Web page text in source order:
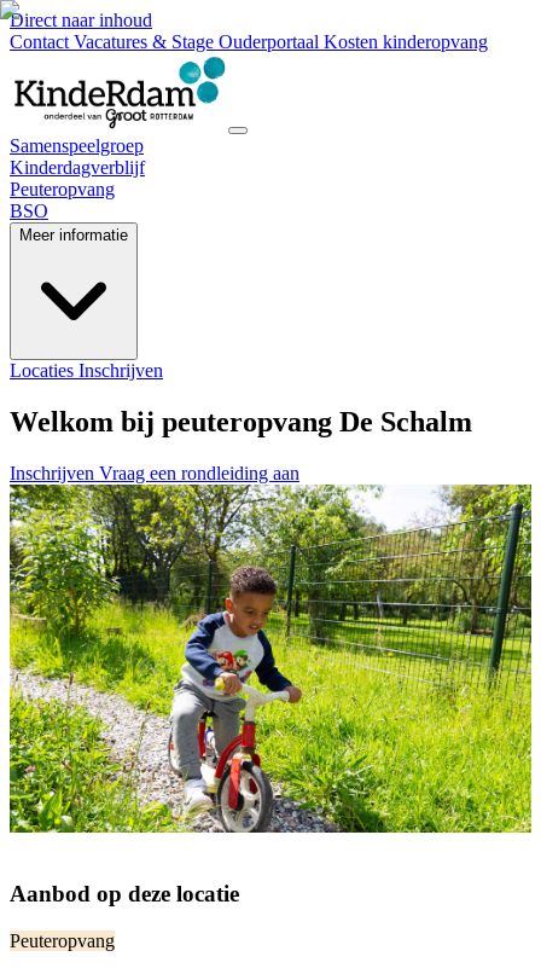
Direct naar inhoud
Contact Vacatures & Stage Ouderportaal Kosten kinderopvang
Samenspeelgroep
Kinderdagverblijf
Peuteropvang
BSO
Meer informatie
Locaties Inschrijven
Welkom bij peuteropvang De Schalm
Inschrijven Vraag een rondleiding aan
Aanbod op deze locatie
Peuteropvang